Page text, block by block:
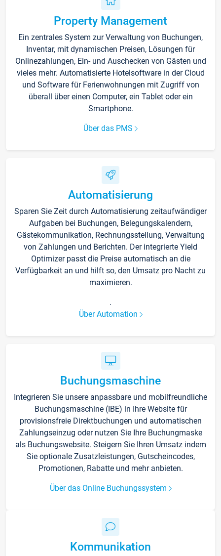
Property Management
Ein zentrales System zur Verwaltung von Buchungen,
Inventar, mit dynamischen Preisen, Lösungen für
Onlinezahlungen, Ein- und Auschecken von Gästen und
vieles mehr. Automatisierte Hotelsoftware in der Cloud
und Software für Ferienwohnungen mit Zugriff von
überall über einen Computer, ein Tablet oder ein
Smartphone.
Über das PMS
Automatisierung
Sparen Sie Zeit durch Automatisierung zeitaufwändiger
Aufgaben bei Buchungen, Belegungskalendern,
Gästekommunikation, Rechnungsstellung, Verwaltung
von Zahlungen und Berichten. Der integrierte Yield
Optimizer passt die Preise automatisch an die
Verfügbarkeit an und hilft so, den Umsatz pro Nacht zu
maximieren.
.
Über Automation
Buchungsmaschine
Integrieren Sie unsere anpassbare und mobilfreundliche
Buchungsmaschine (IBE) in Ihre Website für
provisionsfreie Direktbuchungen und automatischen
Zahlungseinzug oder nutzen Sie Ihre Buchungmaske
als Buchungswebsite. Steigern Sie Ihren Umsatz indem
Sie optionale Zusatzleistungen, Gutscheincodes,
Promotionen, Rabatte und mehr anbieten.
Über das Online Buchungssystem
Kommunikation